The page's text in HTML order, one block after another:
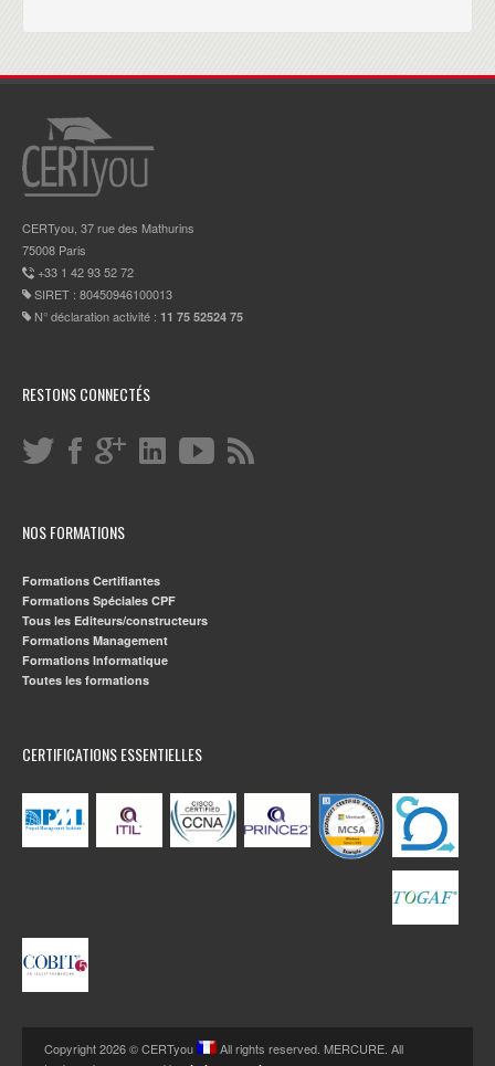
CERTyou, 37 rue des Mathurins
75008 Paris
+33 1 42 93 52 72
SIRET : 80450946100013
N° déclaration activité : 11 75 52524 75
RESTONS CONNECTÉS
NOS FORMATIONS
Formations Certifiantes
Formations Spéciales CPF
Tous les Editeurs/constructeurs
Formations Management
Formations Informatique
Toutes les formations
CERTIFICATIONS ESSENTIELLES
Copyright 2026 © CERTyou
All rights reserved. MERCURE. All